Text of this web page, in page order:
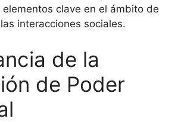
clave en el ámbito de
interacciones sociales.
de la
de Poder